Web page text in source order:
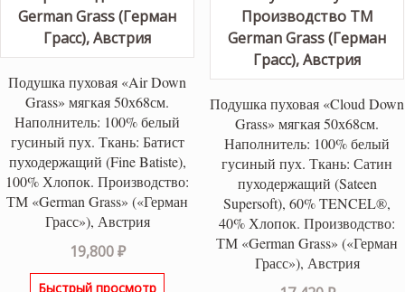
Подушка пуховая «Air Down
Grass» мягкая 50х68см.
Наполнитель: 100% белый
гусиный пух. Ткань: Батист
пуходержащий (Fine Batiste),
100% Хлопок. Производство:
ТМ «German Grass» («Герман
Грасс»), Австрия
19,800₽
Быстрый просмотр
Подушка пуховая «Cloud Down
Grass» мягкая 50х68см.
Наполнитель: 100% белый
гусиный пух. Ткань: Сатин
пуходержащий (Sateen
Supersoft), 60% TENCEL®,
40% Хлопок. Производство:
ТМ «German Grass» («Герман
Грасс»), Австрия